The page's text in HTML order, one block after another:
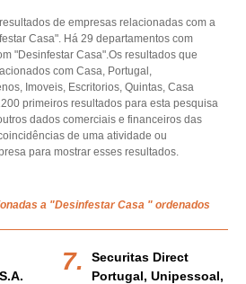
de empresas relacionadas com a
Casa". Há 29 departamentos com
"Desinfestar Casa".Os resultados que
com Casa, Portugal,
Imoveis, Escritorios, Quintas, Casa
primeiros resultados para esta pesquisa
dados comerciais e financeiros das
de uma atividade ou
para mostrar esses resultados.
a "Desinfestar Casa " ordenados
Securitas Direct
Portugal, Unipessoal,